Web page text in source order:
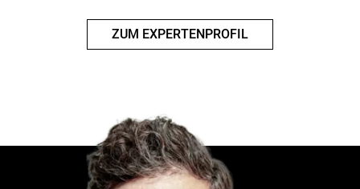
ZUM EXPERTENPROFIL